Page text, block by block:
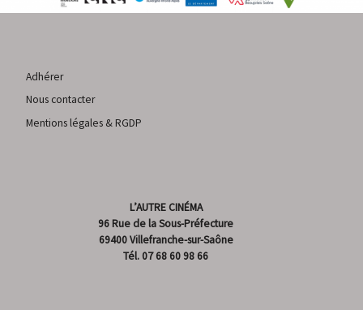
Adhérer
Nous contacter
Mentions légales & RGDP
L’AUTRE CINÉMA
96 Rue de la Sous-Préfecture
69400 Villefranche-sur-Saône
Tél. 07 68 60 98 66